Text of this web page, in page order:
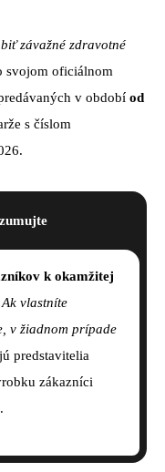
závažné zdravotné
svojom oficiálnom
v období od
s číslom
k okamžitej
„Ak vlastníte
v žiadnom prípade
predstavitelia
zákazníci